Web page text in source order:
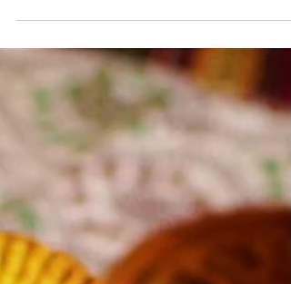
ろけるビスケット「グラ
イベ」
ほろほろとろけるショートブレッドのよう
お菓子がアラブにもあります。 白くて繊細
な、グライベ（グライバ、ゴライエバ
etc...）というお菓子です。 このお菓子の材
料は3つだけ。小麦粉、粉砂糖、澄ましバタ
ー。 シンプルな材料で失敗もないので、家
庭でもよく作られています。...